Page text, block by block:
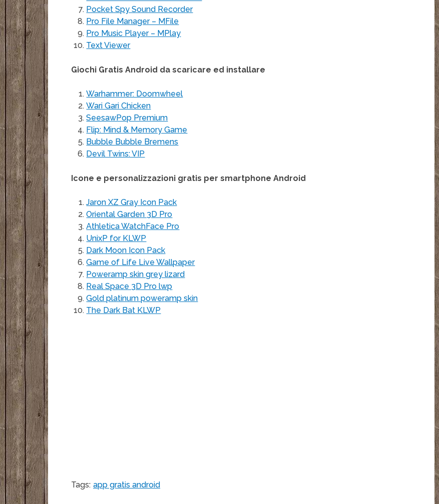
Pocket Spy Sound Recorder
Pro File Manager – MFile
Pro Music Player – MPlay
Text Viewer
Giochi Gratis Android da scaricare ed installare
Warhammer: Doomwheel
Wari Gari Chicken
SeesawPop Premium
Flip: Mind & Memory Game
Bubble Bubble Bremens
Devil Twins: VIP
Icone e personalizzazioni gratis per smartphone Android
Jaron XZ Gray Icon Pack
Oriental Garden 3D Pro
Athletica WatchFace Pro
UnixP for KLWP
Dark Moon Icon Pack
Game of Life Live Wallpaper
Poweramp skin grey lizard
Real Space 3D Pro lwp
Gold platinum poweramp skin
The Dark Bat KLWP
Tags: app gratis android